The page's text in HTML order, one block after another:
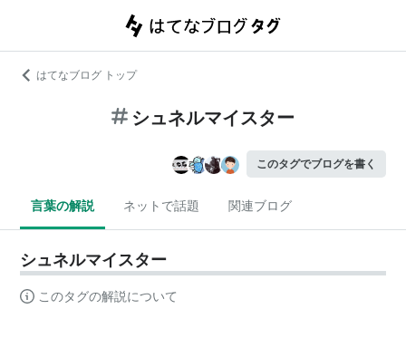
はてなブログ トップ
シュネルマイスター
このタグでブログを書く
言葉の解説 ネットで話題 関連ブログ
シュネルマイスター
このタグの解説について